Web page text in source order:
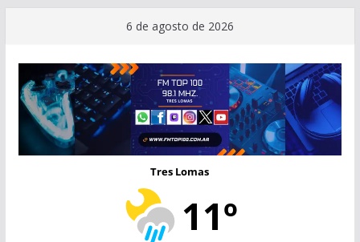
contenido
6 de agosto de 2026
Tres Lomas
11º